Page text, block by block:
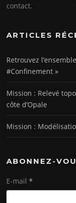
contact.
ARTICLES
Retrouvez
#Confinement »
Mission : Relevé
côte d’Opale
Mission :
ABONNEZ-
E-mail*